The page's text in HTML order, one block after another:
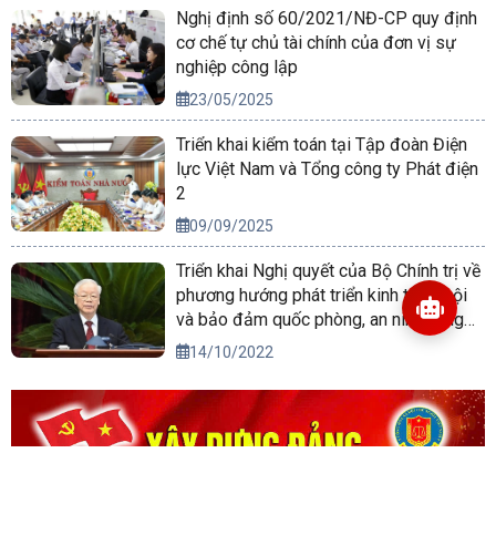
Nghị định số 60/2021/NĐ-CP quy định
cơ chế tự chủ tài chính của đơn vị sự
nghiệp công lập
23/05/2025
Triển khai kiểm toán tại Tập đoàn Điện
lực Việt Nam và Tổng công ty Phát điện
2
09/09/2025
Triển khai Nghị quyết của Bộ Chính trị về
phương hướng phát triển kinh tế xã hội
và bảo đảm quốc phòng, an ninh vùng
Tây Nguyên đến năm 2030, tầm nhìn
14/10/2022